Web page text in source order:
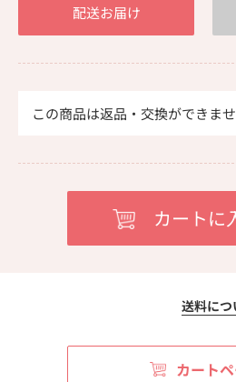
配送お届け
この商品は返品・交換ができま
送料につ
カート